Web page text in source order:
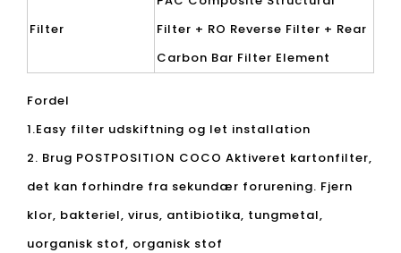
Filter
Filter + RO Reverse Filter + Rear
Carbon Bar Filter Element
Fordel
1.Easy filter udskiftning og let installation
2. Brug POSTPOSITION COCO Aktiveret kartonfilter,
det kan forhindre fra sekundær forurening. Fjern
klor, bakteriel, virus, antibiotika, tungmetal,
uorganisk stof, organisk stof